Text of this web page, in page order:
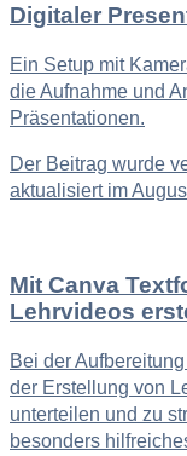
Digitaler
Ein Setup mit
die Aufnahme und
Präsentationen.
Der Beitrag wurde
aktualisiert im
Mit Canva
Lehrvideos
Bei der
der Erstellung von
unterteilen und zu
besonders